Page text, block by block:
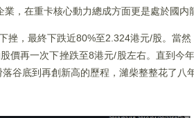
，在重卡核心動力總成方面更是處於國内
，最終下跌近80%至2.324港元/股。當然
價再一次下挫跌至8港元/股左右。直到今
谷底到再創新高的歷程，濰柴整整花了八年